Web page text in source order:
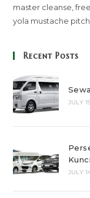
master cleanse,
yola mustache
Recent Posts
JULY
JULY